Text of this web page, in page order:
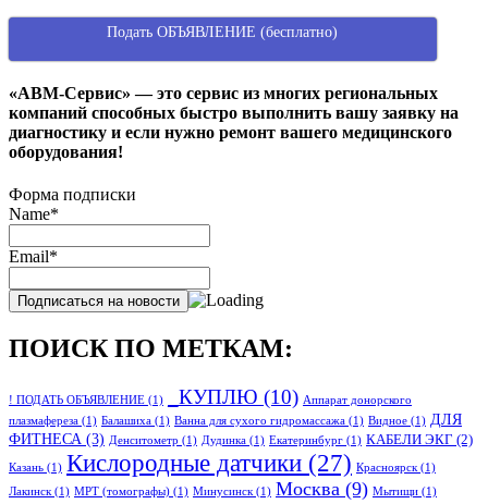
Подать ОБЪЯВЛЕНИЕ (бесплатно)
«АВМ-Сервис» — это сервис из многих региональных
компаний способных быстро выполнить вашу заявку на
диагностику и если нужно ремонт вашего медицинского
оборудования!
Форма подписки
Name*
Email*
ПОИСК ПО МЕТКАМ:
! ПОДАТЬ ОБЪЯВЛЕНИЕ (1) _КУПЛЮ (10) Аппарат донорского
плазмафереза (1) Балашиха (1) Ванна для сухого гидромассажа (1) Видное (1) ДЛЯ
ФИТНЕСА (3) Денситометр (1) Дудинка (1) Екатеринбург (1) КАБЕЛИ ЭКГ (2)
Казань (1) Кислородные датчики (27) Красноярск (1)
Лакинск (1) МРТ (томографы) (1) Минусинск (1) Москва (9) Мытищи (1)